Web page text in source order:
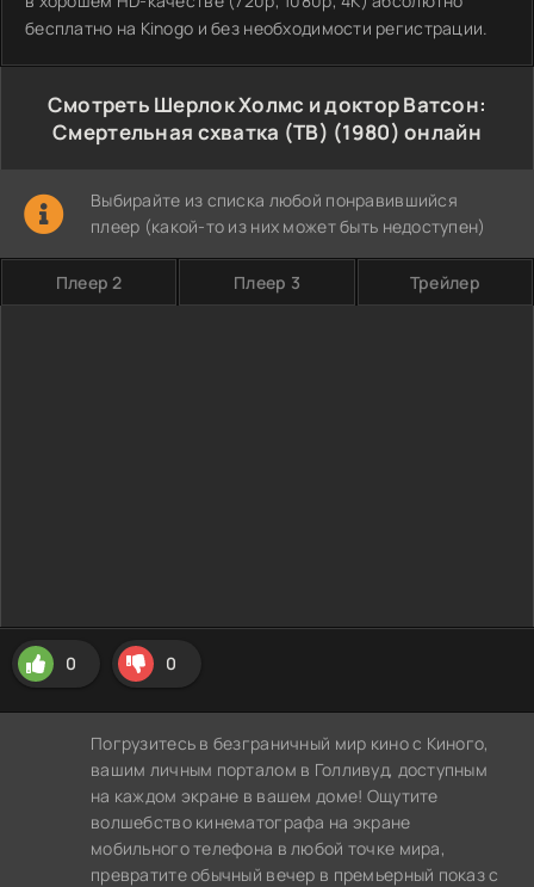
бесплатно на Kinogo и без необходимости регистрации.
Смотреть Шерлок Холмс и доктор Ватсон:
Смертельная схватка (ТВ) (1980) онлайн
Выбирайте из списка любой понравившийся
плеер (какой-то из них может быть недоступен)
Плеер 2 Плеер 3 Трейлер
0 0
Погрузитесь в безграничный мир кино с Киного,
вашим личным порталом в Голливуд, доступным
на каждом экране в вашем доме! Ощутите
волшебство кинематографа на экране
мобильного телефона в любой точке мира,
превратите обычный вечер в премьерный показ с